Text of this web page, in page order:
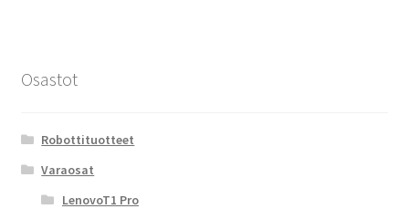
Osastot
Robottituotteet
Varaosat
LenovoT1 Pro